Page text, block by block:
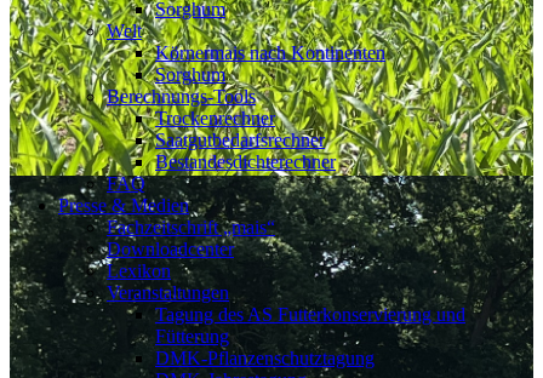
Sorghum
Welt
Körnermais nach Kontinenten
Sorghum
Berechnungs-Tools
Trockenrechner
Saatgutbedarfsrechner
Bestandesdichterechner
FAQ
Presse & Medien
Fachzeitschrift „mais“
Downloadcenter
Lexikon
Veranstaltungen
Tagung des AS Futterkonservierung und
Fütterung
DMK-Pflanzenschutztagung